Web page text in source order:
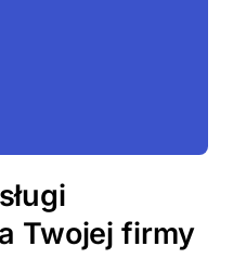
Twojej firmy